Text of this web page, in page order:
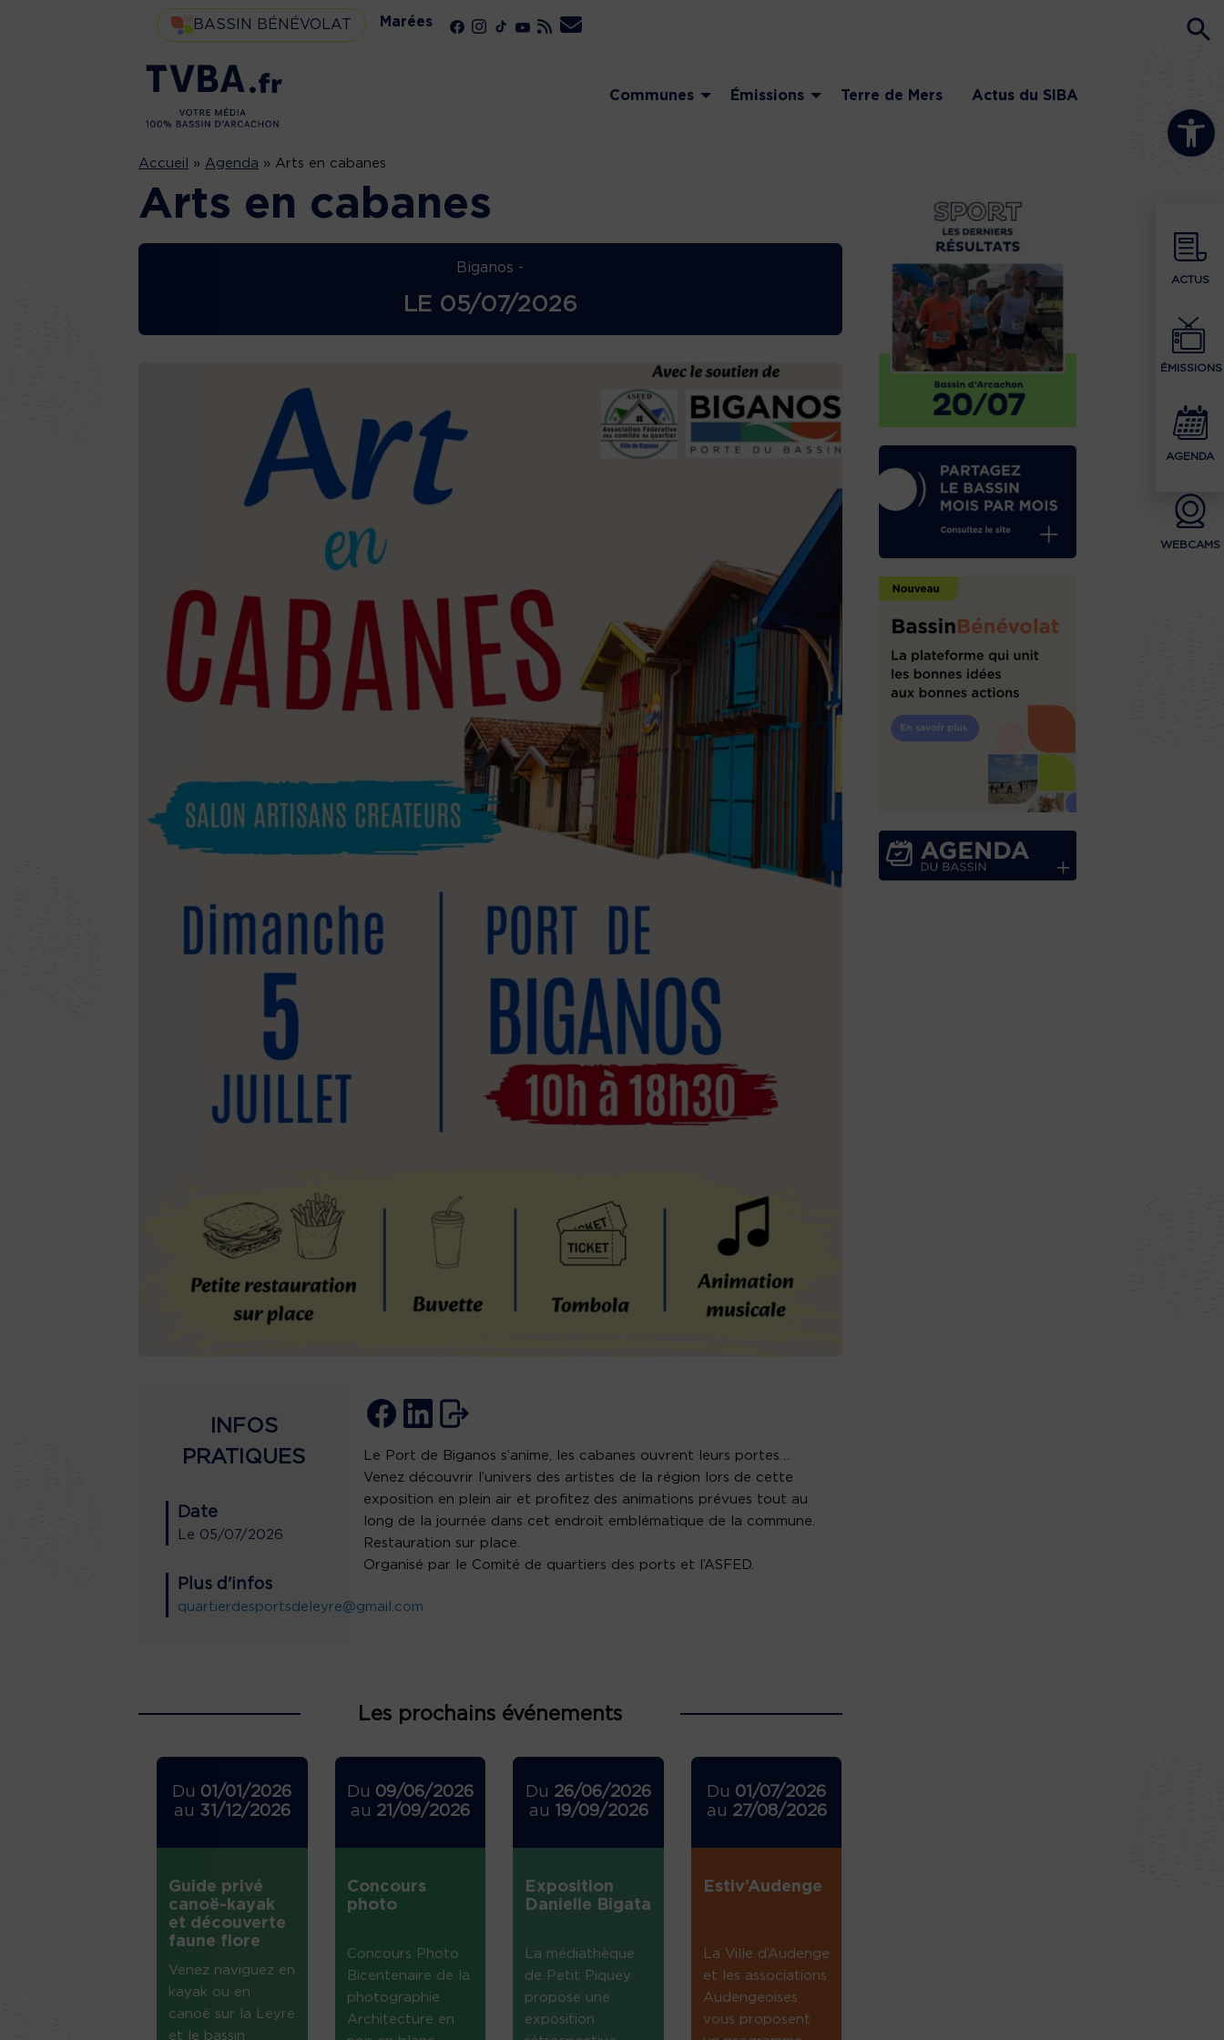
Ouvrir la
ACTUS
ÉMISSIONS
AGENDA
WEBCAMS
BASSIN BÉNÉVOLAT Marées
Communes Émissions Terre de Mers Actus du SIBA
Accueil » Agenda » Arts en cabanes
Arts en cabanes
Biganos -
LE 05/07/2026
INFOS
PRATIQUES
Date
Le 05/07/2026
Plus d'infos
quartierdesportsdeleyre@gmail.com
Le Port de Biganos s’anime, les cabanes ouvrent leurs portes…
Venez découvrir l’univers des artistes de la région lors de cette
exposition en plein air et profitez des animations prévues tout au
long de la journée dans cet endroit emblématique de la commune.
Restauration sur place.
Organisé par le Comité de quartiers des ports et l’ASFED.
Les prochains événements
Du 01/01/2026
au 31/12/2026
Guide privé
canoë-kayak
et découverte
faune flore
Venez naviguez en
kayak ou en
canoë sur la Leyre
et le bassin
Du 09/06/2026
au 21/09/2026
Concours
photo
Concours Photo
Bicentenaire de la
photographie
Architecture en
Du 26/06/2026
au 19/09/2026
Exposition
Danielle Bigata
La médiathèque
de Petit Piquey
propose une
exposition
Du 01/07/2026
au 27/08/2026
Estiv’Audenge
La Ville d’Audenge
et les associations
Audengeoises
vous proposent